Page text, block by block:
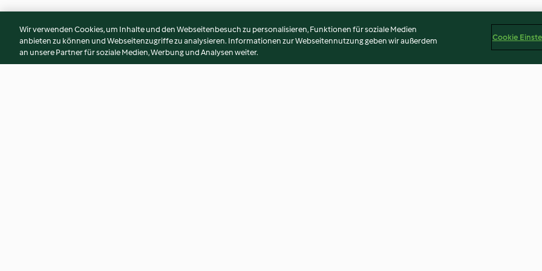
Wir verwenden Cookies, um Inhalte und den Webseitenbesuch zu personalisieren, Funktionen für soziale Medien
anbieten zu können und Webseitenzugriffe zu analysieren. Informationen zur Webseitennutzung geben wir außerdem
an unsere Partner für soziale Medien, Werbung und Analysen weiter.
Cookie